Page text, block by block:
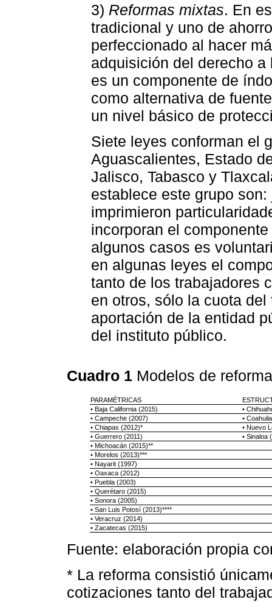
3) Reformas mixtas. En
tradicional y uno de
perfeccionado al hacer
adquisición del derecho
es un componente de
como alternativa de
un nivel básico de
Siete leyes conforman el
Aguascalientes, Estado
Jalisco, Tabasco y
establece este grupo
imprimieron
incorporan el
algunos casos es
en algunas leyes el
tanto de los trabajadores
en otros, sólo la cuota
aportación de la entidad
del instituto público.
Cuadro 1 Modelos de
PARAMÉTRICAS
• Baja California (2015)
•
• Campeche (2007)
•
• Chiapas (2012)*
• Nuevo
• Guerrero (2011)
• Sinaloa
• Michoacán (2015)**
• Morelos (2013)***
• Nayarit (1997)
• Oaxaca (2012)
• Puebla (2003)
• Querétaro (2015)
• Sonora (2005)
• San Luis Potosí (2013)****
• Veracruz (2014)
• Zacatecas (2015)
Fuente: elaboración propia
* La reforma consistió
cotizaciones tanto del